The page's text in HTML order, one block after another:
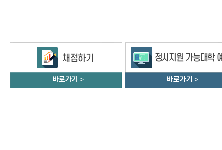
바로가기 > 바로가기 >